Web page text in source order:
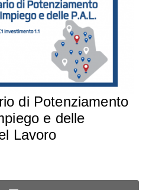
di Potenziamento
e delle
Lavoro